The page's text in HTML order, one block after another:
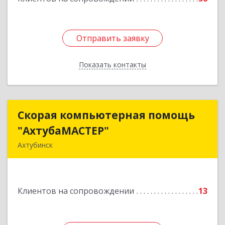
Отправить заявку
Показать контакты
Отправить заявку
Назад
Скорая компьютерная помощь
"АхтубаМАСТЕР"
Ахтубинск
Клиентов на сопровождении 13
Скорая компьютерная помощь
Подробнее